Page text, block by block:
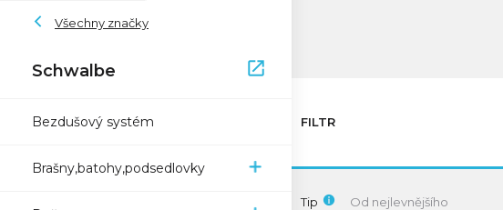
Auvray
Atlantic
Bleedkit
Bosch
Impac
Schwalbe
Všechny značky
Schwalbe
Bezdušový systém
Brašny,batohy,podsedlovky
Pletscher
Ryde
Sapim
Trelock
Zefal
XON
FILTR
Tip Od nejlevnějšího